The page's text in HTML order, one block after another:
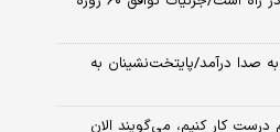
صدا درآمد/پایتخت‌نشینان به
درست کار کنیم، می‌گویند الان